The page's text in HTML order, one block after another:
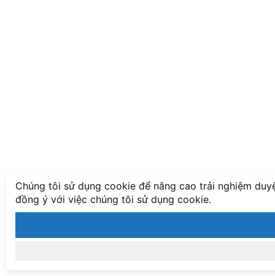
Chúng tôi sử dụng cookie để nâng cao trải nghiệm
đồng ý với việc chúng tôi sử dụng cookie.